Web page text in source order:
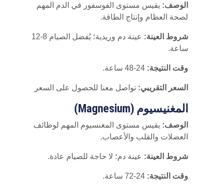
الوصف: يقيس مستوى الفوسفور في الدم المهم
لصحة العظام وإنتاج الطاقة.
شروط العينة:
عينة دم وريدية؛ يُفضل الصيام 8-12
ساعة.
وقت النتيجة:
السعر التقريبي: تواصل معنا للحصول على السعر
المغنيسيوم (Magnesium)
الوصف: يقيس مستوى المغنسيوم المهم لوظائف
العضلات والقلب والأعصاب.
شروط العينة: عينة دم؛ لا حاجة للصيام عادة.
وقت النتيجة: